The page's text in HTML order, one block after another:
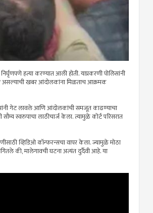
हत्या करण्यात आली होती. याप्रकरणी पोलिसांनी
असल्याची खबर आंदोलकांना मिळताच आक्रमक
गेट लावले आणि आंदोलकांची समजूत काढण्याचा
स्वरुपाचा लाठीचार्ज केला. त्यामुळे कोर्ट परिसरात
व्हिडिओ कॉन्फरन्सचा वापर केला. ज्यामुळे मोठा
की, मालेगावची घटना अत्यंत दुर्दैवी आहे. या